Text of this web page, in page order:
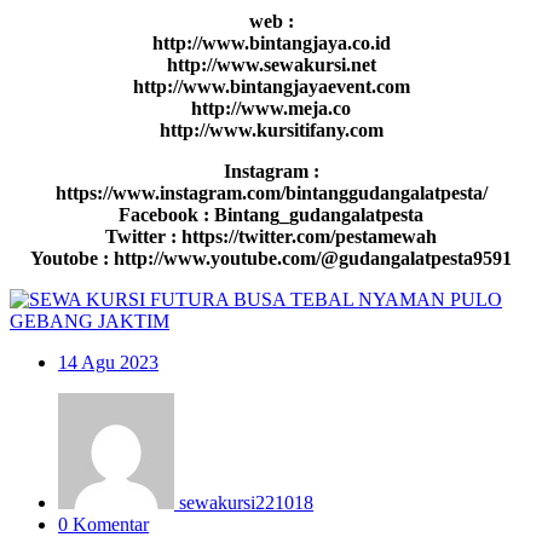
web :
http://www.bintangjaya.co.id
http://www.sewakursi.net
http://www.bintangjayaevent.com
http://www.meja.co
http://www.kursitifany.com
Instagram :
https://www.instagram.com/bintanggudangalatpesta/
Facebook : Bintang_gudangalatpesta
Twitter : https://twitter.com/pestamewah
Youtobe : http://www.youtube.com/@gudangalatpesta9591
14 Agu 2023
sewakursi221018
0 Komentar